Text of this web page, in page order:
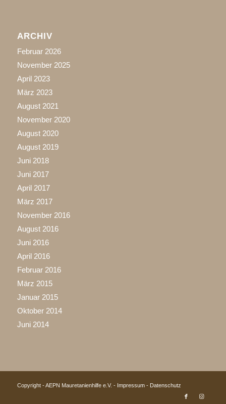
ARCHIV
Februar 2026
November 2025
April 2023
März 2023
August 2021
November 2020
August 2020
August 2019
Juni 2018
Juni 2017
April 2017
März 2017
November 2016
August 2016
Juni 2016
April 2016
Februar 2016
März 2015
Januar 2015
Oktober 2014
Juni 2014
Copyright - AEPN Mauretanienhilfe e.V. - Impressum- Datenschutz